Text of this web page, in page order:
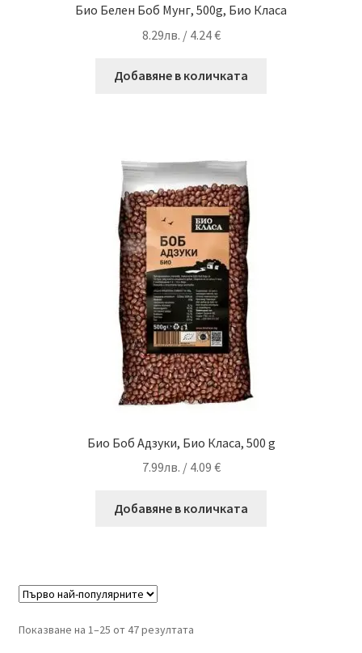
Био Белен Боб Мунг, 500g, Био Класа
8.29лв. / 4.24 €
Добавяне в количката
Био Боб Адзуки, Био Класа, 500 g
7.99лв. / 4.09 €
Добавяне в количката
Показване на 1–25 от 47 резултатаSorted